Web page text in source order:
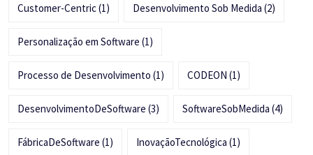
Customer-Centric(1) Desenvolvimento Sob Medida (2)
Personalização em Software (1)
Processo de Desenvolvimento (1) CODEON (1)
DesenvolvimentoDeSoftware (3) SoftwareSobMedida (4)
FábricaDeSoftware (1) InovaçãoTecnológica (1)